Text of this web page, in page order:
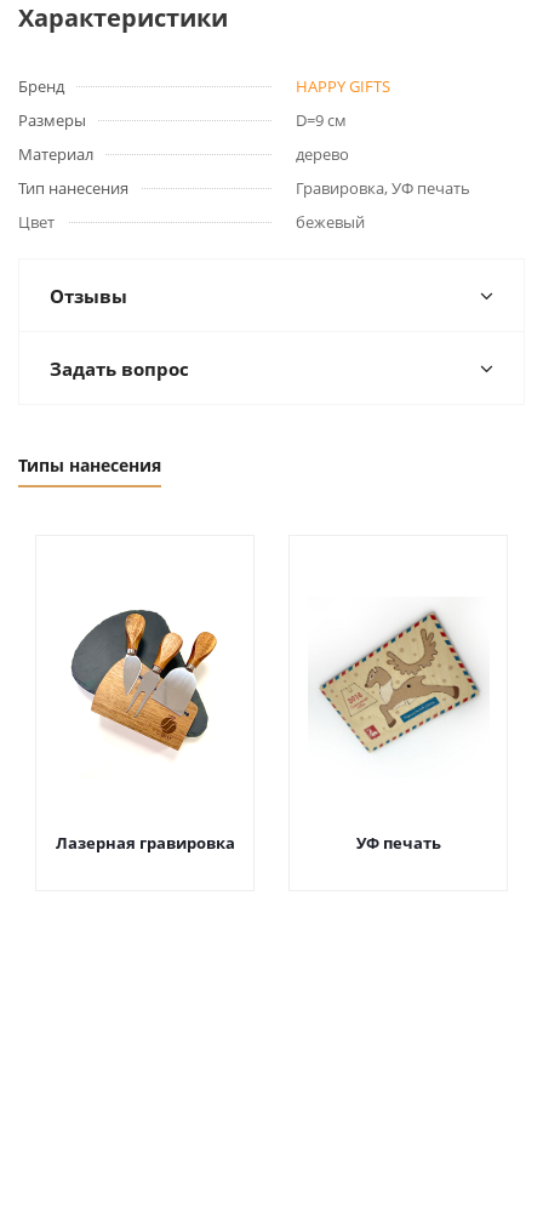
Характеристики
Бренд
HAPPY GIFTS
Размеры
D=9 см
Материал
дерево
Тип нанесения
Гравировка, УФ печать
Цвет
бежевый
Отзывы
Задать вопрос
Типы нанесения
Лазерная гравировка УФ печать